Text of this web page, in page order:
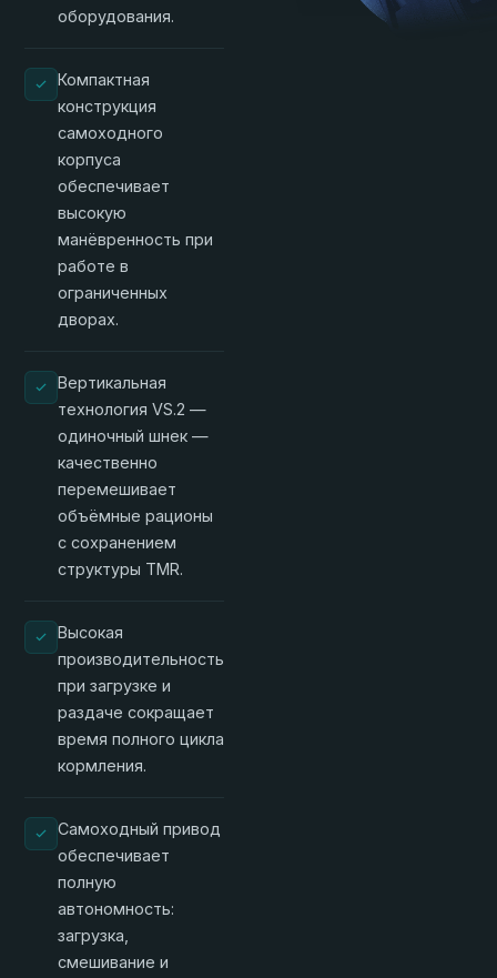
оборудования.
Компактная
конструкция
самоходного
корпуса
обеспечивает
высокую
манёвренность при
работе в
ограниченных
дворах.
Вертикальная
технология VS.2 —
одиночный шнек —
качественно
перемешивает
объёмные рационы
с сохранением
структуры TMR.
Высокая
производительность
при загрузке и
раздаче сокращает
время полного цикла
кормления.
Самоходный привод
обеспечивает
полную
автономность:
загрузка,
смешивание и